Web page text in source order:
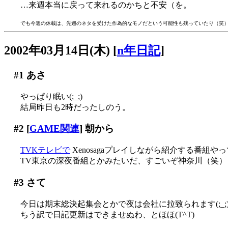
…来週本当に戻って来れるのかちと不安（を。
でも今週の休載は、先週のネタを受けた作為的なモノだという可能性も残っていたり（笑）
2002年03月14日(木) [n年日記]
#1 あさ
やっぱり眠い(;_;)
結局昨日も2時だったしのう。
#2 [GAME関連] 朝から
TVKテレビでXenosagaプレイしながら紹介する番組や
TV東京の深夜番組とかみたいだ、すごいぞ神奈川（笑）
#3 さて
今日は期末総決起集会とかで夜は会社に拉致られます
ちう訳で日記更新はできませぬわ、とほほ(T^T)